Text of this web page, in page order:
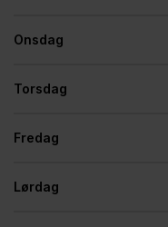
Onsdag
Torsdag
Fredag
Lørdag